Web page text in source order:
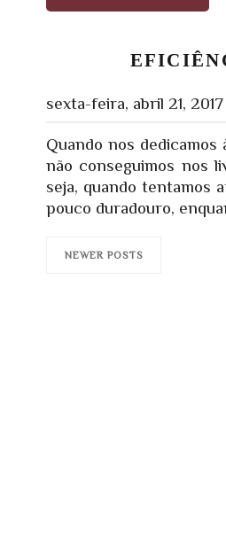
sexta-feira, abril 21, 2017
Quando nos
não conseguimos nos
seja, quando tentamos
pouco duradouro,
NEWER POSTS